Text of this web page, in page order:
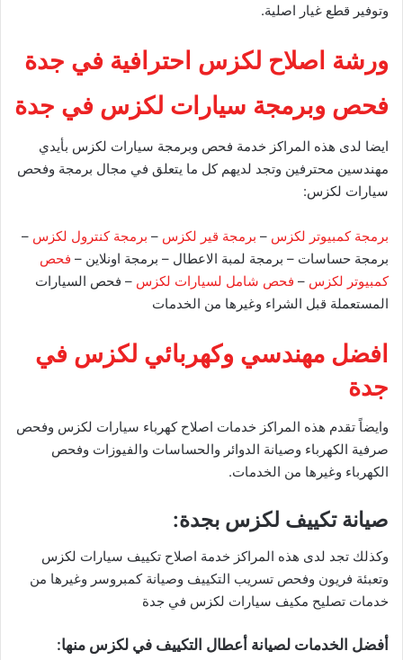
وتوفير قطع غيار اصلية.
ورشة اصلاح لكزس احترافية في جدة
فحص وبرمجة سيارات لكزس في جدة
ايضا لدى هذه المراكز خدمة فحص وبرمجة سيارات لكزس بأيدي
مهندسين محترفين وتجد لديهم كل ما يتعلق في مجال برمجة وفحص
سيارات لكزس:
برمجة كمبيوتر لكزس – برمجة قير لكزس – برمجة كنترول لكزس –
برمجة حساسات – برمجة لمبة الاعطال – برمجة اونلاين – فحص
كمبيوتر لكزس – فحص شامل لسيارات لكزس – فحص السيارات
المستعملة قبل الشراء وغيرها من الخدمات
افضل مهندسي وكهربائي لكزس في
جدة
وايضاً تقدم هذه المراكز خدمات اصلاح كهرباء سيارات لكزس وفحص
صرفية الكهرباء وصيانة الدوائر والحساسات والفيوزات وفحص
الكهرباء وغيرها من الخدمات.
صيانة تكييف لكزس بجدة:
وكذلك تجد لدى هذه المراكز خدمة اصلاح تكييف سيارات لكزس
وتعبئة فريون وفحص تسريب التكييف وصيانة كمبروسر وغيرها من
خدمات تصليح مكيف سيارات لكزس في جدة
أفضل الخدمات لصيانة أعطال التكييف في لكزس منها: